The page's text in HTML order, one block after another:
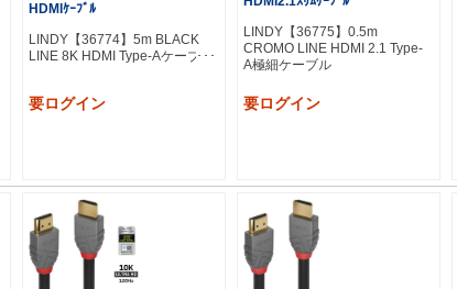
HDMIｹｰﾌﾞﾙ
LINDY【36774】5m BLACK
LINE 8K HDMI Type-Aケーブル
要ログイン
LINDY【36775】0.5m
CROMO LINE HDMI 2.1 Type-
A極細ケーブル
要ログイン